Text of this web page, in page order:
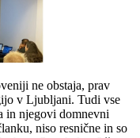
ne obstaja, prav
v Ljubljani. Tudi vse
in njegovi domnevni
niso resnične in so